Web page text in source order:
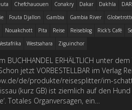
Chefchauouen Conakry Dakar Dakhla
Fouta Djallon Gambia Gambia River
Nouakchott Pita Reise Reiseblog Rick's Café
Westsahara Ziguinchor
ERHÄLTLICH unter dem
jetzt VORBESTELLBAR im Verlag
de/produkte/reisesplitter/im-
(kurz GB) ist ziemlich auf den
Totales Organversagen, ein…